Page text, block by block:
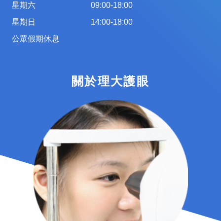
星期六
星期日
公眾假期休息
09:00-18:00
14:00-18:00
關於理大護眼